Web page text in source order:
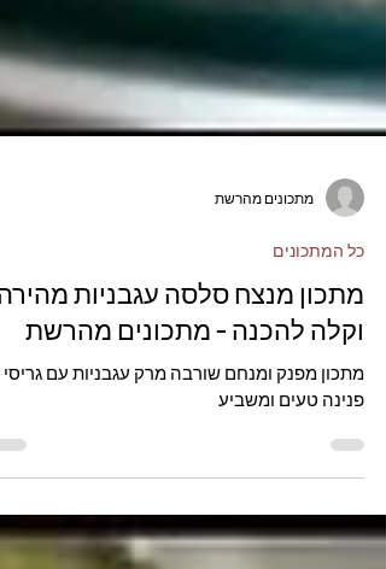
מתכונים מהרשת
כל המתכונים
מתכון מנצח סלסה עגבניות
וקלה להכנה - מתכונים מהרשת
פנינה טעים ומשביע